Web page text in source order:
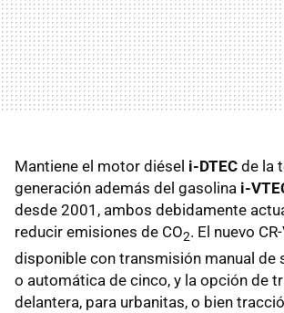
Mantiene el motor diésel i-DTEC de la
generación además del gasolina i-
desde 2001, ambos debidamente
reducir emisiones de CO2. El nuevo
disponible con transmisión manual de
o automática de cinco, y la opción de
delantera, para urbanitas, o bien